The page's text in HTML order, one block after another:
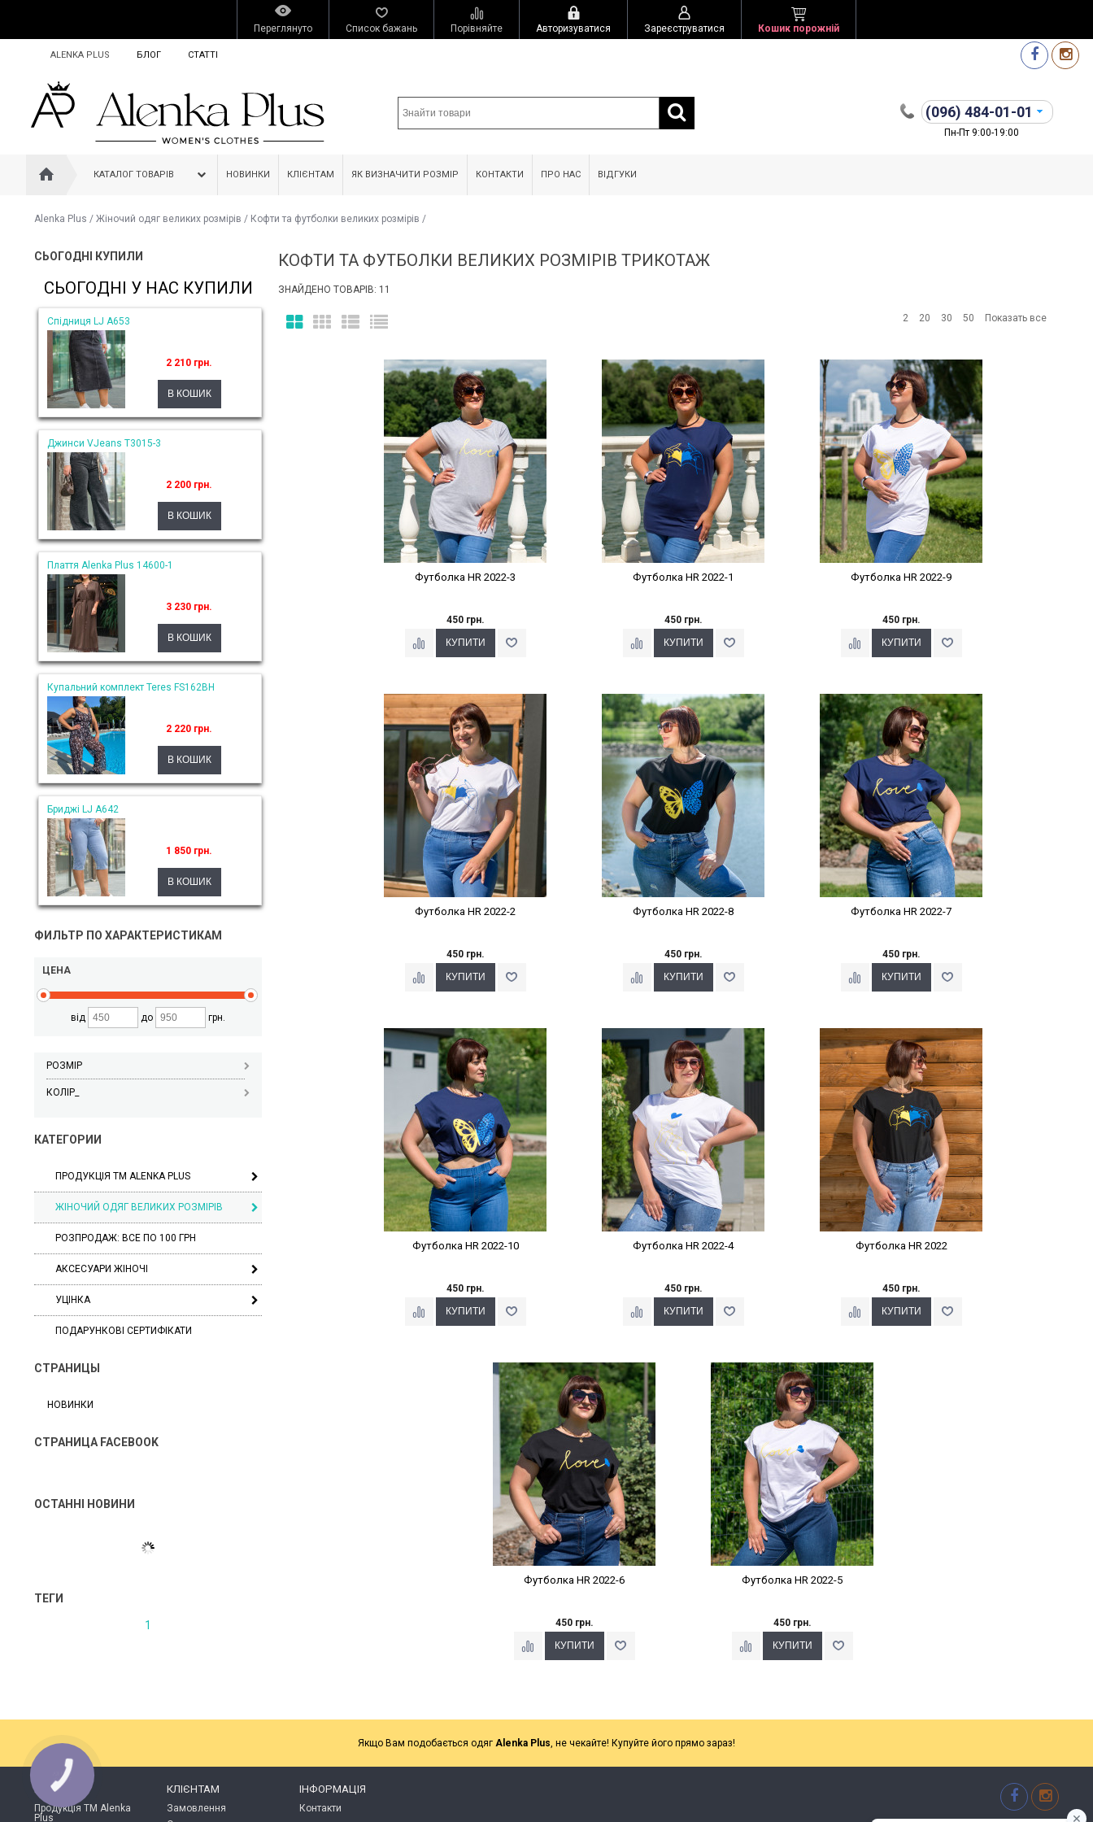
Переглянуто Список бажань Порівняйте Авторизуватися Зареєструватися Кошик порожній
ALENKA PLUS БЛОГ СТАТТІ
(096) 484-01-01
Пн-Пт 9:00-19:00
КАТАЛОГ ТОВАРІВ НОВИНКИ КЛІЄНТАМ ЯК ВИЗНАЧИТИ РОЗМІР КОНТАКТИ ПРО НАС ВІДГУКИ
Alenka Plus / Жіночий одяг великих розмірів / Кофти та футболки великих розмірів /
СЬОГОДНІ КУПИЛИ
СЬОГОДНІ У НАС КУПИЛИ
Спідниця LJ A653
2 210 грн.
Джинси VJeans T3015-3
2 200 грн.
Плаття Alenka Plus 14600-1
3 230 грн.
Купальний комплект Teres FS162BH
2 220 грн.
Бриджі LJ A642
1 850 грн.
ФИЛЬТР ПО ХАРАКТЕРИСТИКАМ
ЦЕНА
від до грн.
РОЗМІР
КОЛІР_
КАТЕГОРИИ
ПРОДУКЦІЯ ТМ ALENKA PLUS
ЖІНОЧИЙ ОДЯГ ВЕЛИКИХ РОЗМІРІВ
РОЗПРОДАЖ: ВСЕ ПО 100 ГРН
АКСЕСУАРИ ЖІНОЧІ
УЦІНКА
ПОДАРУНКОВІ СЕРТИФІКАТИ
СТРАНИЦЫ
НОВИНКИ
СТРАНИЦА FACEBOOK
ОСТАННІ НОВИНИ
ТЕГИ
1
КОФТИ ТА ФУТБОЛКИ ВЕЛИКИХ РОЗМІРІВ ТРИКОТАЖ
ЗНАЙДЕНО ТОВАРІВ: 11
2 20 30 50 Показать все
Наклейки Варіант з %
Футболка HR 2022-3
450 грн.
Наклейки Варіант з %
Футболка HR 2022-1
450 грн.
Наклейки Варіант з %
Футболка HR 2022-9
450 грн.
Наклейки Варіант з %
Футболка HR 2022-2
450 грн.
Наклейки Варіант з %
Футболка HR 2022-8
450 грн.
Наклейки Варіант з %
Футболка HR 2022-7
450 грн.
Наклейки Варіант з %
Футболка HR 2022-10
450 грн.
Наклейки Варіант з %
Футболка HR 2022-4
450 грн.
Наклейки Варіант з %
Футболка HR 2022
450 грн.
Наклейки Варіант з %
Футболка HR 2022-6
450 грн.
Наклейки Варіант з %
Футболка HR 2022-5
450 грн.
Якщо Вам подобається одяг Alenka Plus, не чекайте! Купуйте його прямо зараз!
КАТАЛОГ
Продукція ТМ Alenka
Plus
КЛІЄНТАМ
Замовлення
ІНФОРМАЦІЯ
Контакти